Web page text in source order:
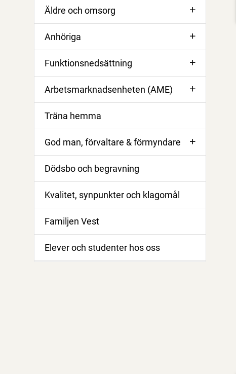
Äldre och omsorg
Anhöriga
Funktionsnedsättning
Arbetsmarknadsenheten (AME)
Träna hemma
God man, förvaltare & förmyndare
Dödsbo och begravning
Kvalitet, synpunkter och klagomål
Familjen Vest
Elever och studenter hos oss